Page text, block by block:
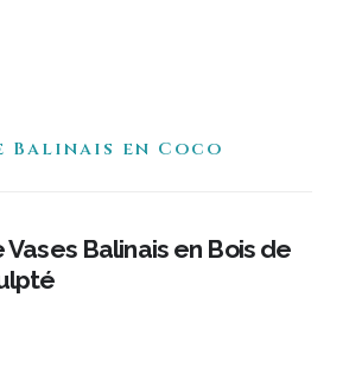
Balinais en Coco
Balinais en Bois de